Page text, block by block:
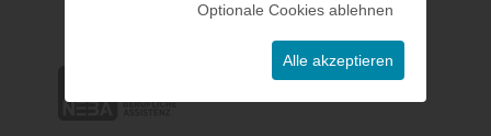
Optionale Cookies ablehnen
Alle akzeptieren